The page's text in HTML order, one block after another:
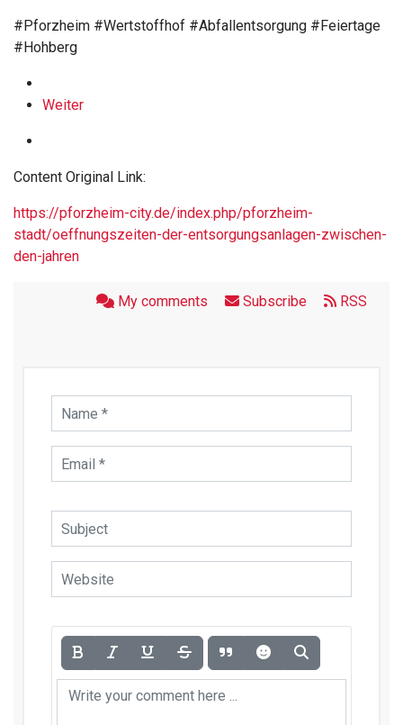
#Pforzheim #Wertstoffhof #Abfallentsorgung #Feiertage
#Hohberg
Weiter
Content Original Link:
https://pforzheim-city.de/index.php/pforzheim-
stadt/oeffnungszeiten-der-entsorgungsanlagen-zwischen-
den-jahren
My comments Subscribe RSS